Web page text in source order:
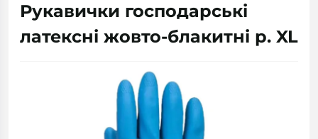
Рукавички господарські
латексні жовто-блакитні р. XL